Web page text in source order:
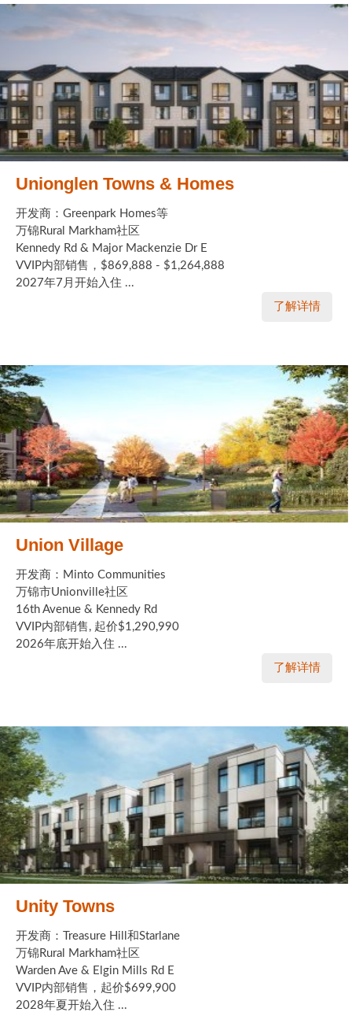
Unionglen Towns & Homes
开发商：Greenpark Homes等
万锦Rural Markham社区
Kennedy Rd & Major Mackenzie Dr E
VVIP内部销售，$869,888 - $1,264,888
2027年7月开始入住 ...
了解详情
Union Village
开发商：Minto Communities
万锦市Unionville社区
16th Avenue & Kennedy Rd
VVIP内部销售, 起价$1,290,990
2026年底开始入住 ...
了解详情
Unity Towns
开发商：Treasure Hill和Starlane
万锦Rural Markham社区
Warden Ave & Elgin Mills Rd E
VVIP内部销售，起价$699,900
2028年夏开始入住 ...